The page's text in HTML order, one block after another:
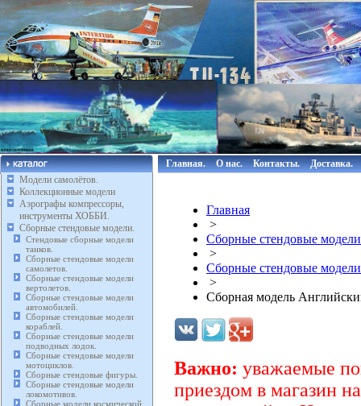
Модели самолётов.
Коллекционные модели
Аэрографы компрессоры,
инструменты ХОББИ.
Сборные стендовые модели.
Стендовые сборные модели
танков.
Сборные стендовые модели
самолетов.
Сборные стендовые модели
вертолетов.
Сборные стендовые модели
автомобилей.
Сборные стендовые модели
кораблей.
Сборные стендовые модели
подводных лодок.
Сборные стендовые модели
мотоциклов.
Сборные стендовые фигуры.
Сборные стендовые модели
локомотивов.
Сборные модели космической
Главная. О нас. Контакты. Доставка.
Главная
>
Сборные стендовые
>
Сборные стендовые модели
>
Сборная модель
Важно: уважаемые
приездом в магазин